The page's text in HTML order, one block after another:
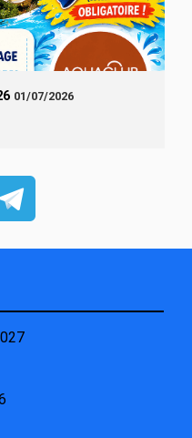
01/07/2026